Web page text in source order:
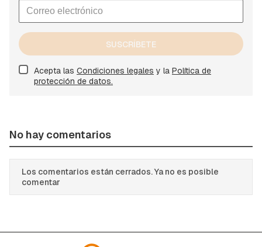
SUSCRÍBETE
Acepta las Condiciones legales y la Política de
protección de datos.
No hay comentarios
Los comentarios están cerrados. Ya no es posible
comentar